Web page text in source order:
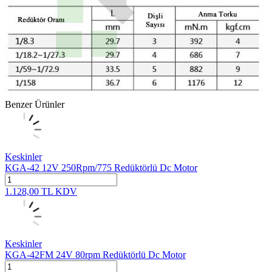
Benzer Ürünler
Keskinler
KGA-42 12V 250Rpm/775 Redüktörlü Dc Motor
1.128,00 TL KDV
Keskinler
KGA-42FM 24V 80rpm Redüktörlü Dc Motor